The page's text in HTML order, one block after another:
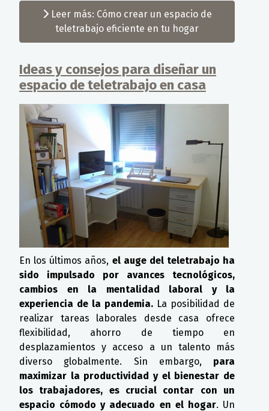
Leer más: Cómo crear un espacio de
teletrabajo eficiente en tu hogar
Ideas y consejos para diseñar un
espacio de teletrabajo en casa
En los últimos años, el auge del teletrabajo ha
sido impulsado por avances tecnológicos,
cambios en la mentalidad laboral y la
experiencia de la pandemia. La posibilidad de
realizar tareas laborales desde casa ofrece
flexibilidad, ahorro de tiempo en
desplazamientos y acceso a un talento más
diverso globalmente. Sin embargo, para
maximizar la productividad y el bienestar de
los trabajadores, es crucial contar con un
espacio cómodo y adecuado en el hogar. Un